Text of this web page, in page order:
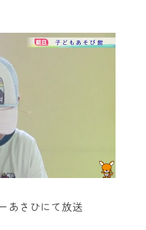
あさひにて放送
入者様へのサー
いただくには、
と『CCNetマイ
必要となりま
よろしくお願い
には、MyIDが必